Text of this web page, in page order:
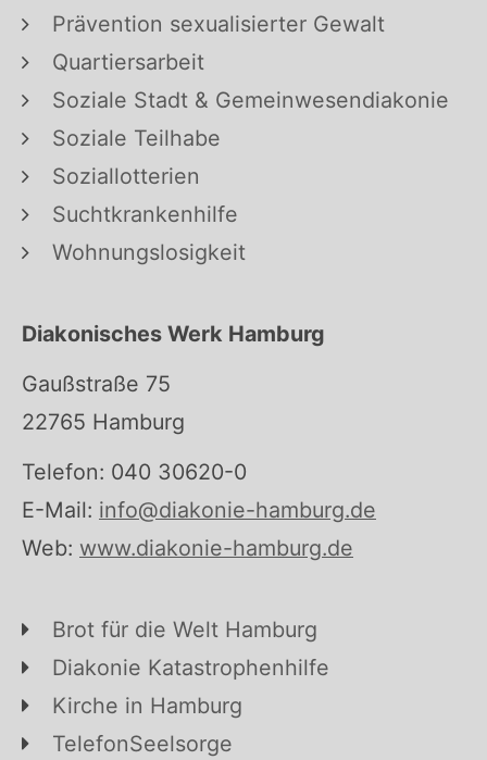
Prävention sexualisierter Gewalt
Quartiersarbeit
Soziale Stadt & Gemeinwesendiakonie
Soziale Teilhabe
Soziallotterien
Suchtkrankenhilfe
Wohnungslosigkeit
Diakonisches Werk Hamburg
Gaußstraße 75
22765 Hamburg
Telefon: 040 30620-0
E-Mail: info@diakonie-hamburg.de
Web: www.diakonie-hamburg.de
Brot für die Welt Hamburg
Diakonie Katastrophenhilfe
Kirche in Hamburg
TelefonSeelsorge